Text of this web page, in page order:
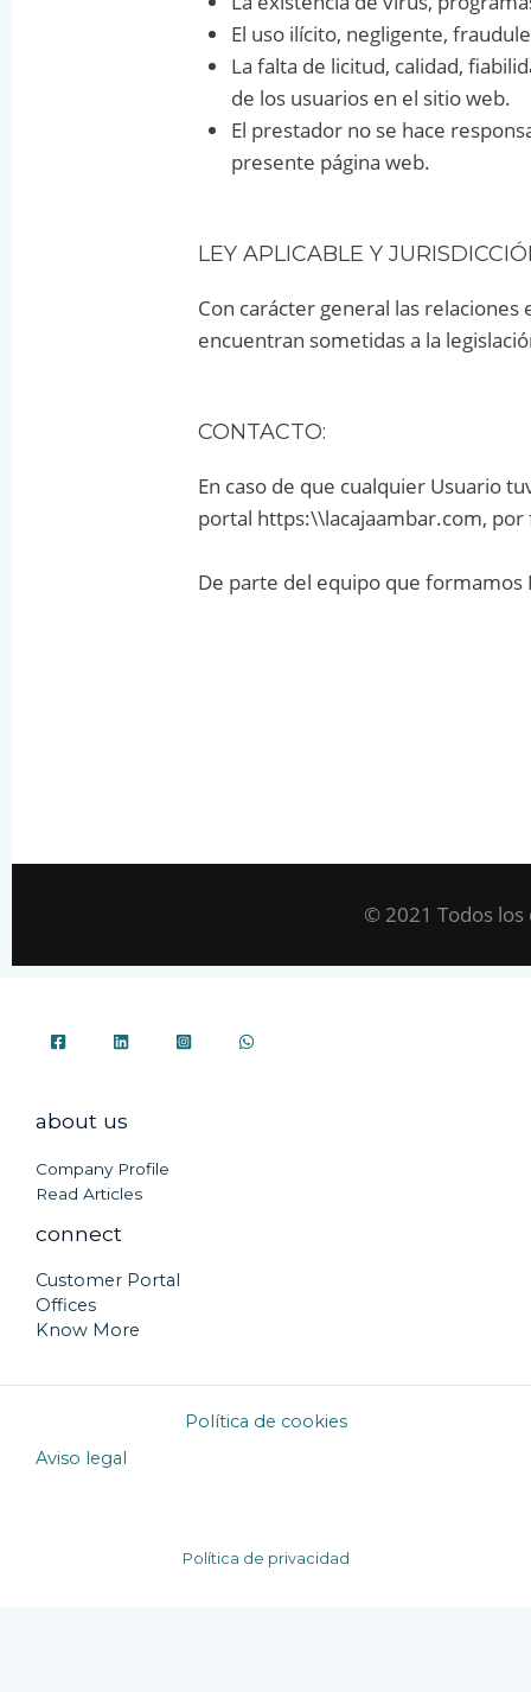
El uso ilícito, negligente,
La falta de licitud, calidad,
de los usuarios en el sitio web.
El prestador no se hace
presente página web.
LEY APLICABLE Y
Con carácter general las
encuentran sometidas a la
CONTACTO:
En caso de que cualquier Usuario
portal https:\\lacajaambar.com,
De parte del equipo que
© 2021 Todos
about us
Company Profile
Read Articles
connect
Customer Portal
Offices
Know More
Política de cookies
Aviso legal
Política de privacidad